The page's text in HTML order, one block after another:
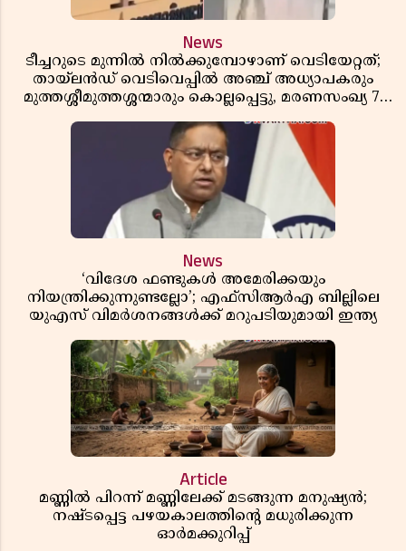
News
ടീച്ചറുടെ മുന്നിൽ നിൽക്കുമ്പോഴാണ് വെടിയേറ്റത്;
തായ്‌ലൻഡ് വെടിവെപ്പിൽ അഞ്ച് അധ്യാപകരും
മുത്തശ്ശീമുത്തശ്ശന്മാരും കൊല്ലപ്പെട്ടു, മരണസംഖ്യ 7;
News
‘വിദേശ ഫണ്ടുകൾ അമേരിക്കയും
നിയന്ത്രിക്കുന്നുണ്ടല്ലോ’; എഫ്സിആർഎ ബില്ലിലെ
യുഎസ് വിമർശനങ്ങൾക്ക് മറുപടിയുമായി ഇന്ത്യ
Article
മണ്ണിൽ പിറന്ന് മണ്ണിലേക്ക് മടങ്ങുന്ന മനുഷ്യൻ;
നഷ്ടപ്പെട്ട പഴയകാലത്തിൻ്റെ മധുരിക്കുന്ന
ഓർമക്കുറിപ്പ്